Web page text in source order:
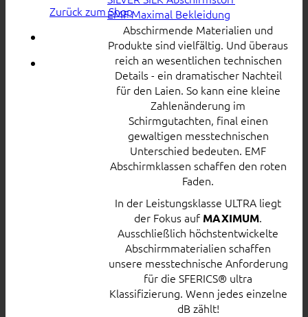
Zurück zum ShopEMF Maximal Bekleidung
Abschirmende Materialien und
Produkte sind vielfältig. Und überaus
reich an wesentlichen technischen
Details - ein dramatischer Nachteil
für den Laien. So kann eine kleine
Zahlenänderung im
Schirmgutachten, final einen
gewaltigen messtechnischen
Unterschied bedeuten. EMF
Abschirmklassen schaffen den roten
Faden.
In der Leistungsklasse ULTRA liegt
der Fokus auf MAXIMUM.
Ausschließlich höchstentwickelte
Abschirmmaterialien schaffen
unsere messtechnische Anforderung
für die SFERICS® ultra
Klassifizierung. Wenn jedes einzelne
dB zählt!